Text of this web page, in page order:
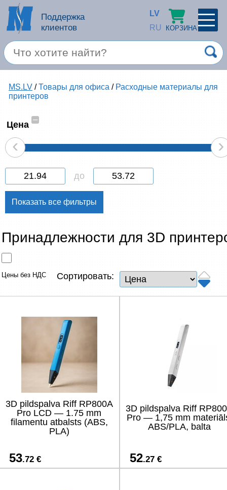
Поддержка
клиентов
LV
RU
КОРЗИНА
×
Войти
Запомнить
Спец. предложение
Компьютерные аксессуары
Товары для офиса
Сетевые товары
ТВ, Фото и электроника
Renewd техника, Outlet
MS.LV /Товары для офиса / Расходные материалы для
принтеров
Цена
–
‹ ›
до
Принадлежности для 3D
Цены без НДС Сортировать:
3D pildspalva Riff RP800A
Pro LCD — 1.75 mm
filamentu atbalsts (ABS,
PLA)
53.72 €
3D pildspalva Riff
Pro — 1,75 mm
ABS/PLA, balta
52.27 €